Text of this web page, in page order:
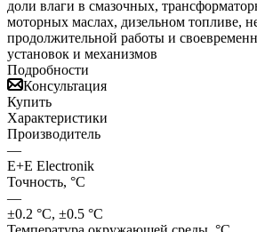
доли влаги в смазочных,
моторных маслах, дизельном топливе,
продолжительной работы и
установок и механизмов
Подробности
Консультация
Купить
Характеристики
Производитель
—
E+E Electronik
Точность, °С
—
±0.2 °C, ±0.5 °C